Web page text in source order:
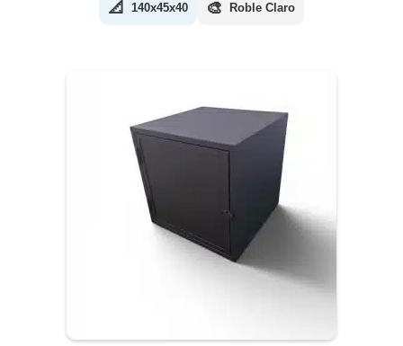
📐 140x45x40 🎨 Roble Claro